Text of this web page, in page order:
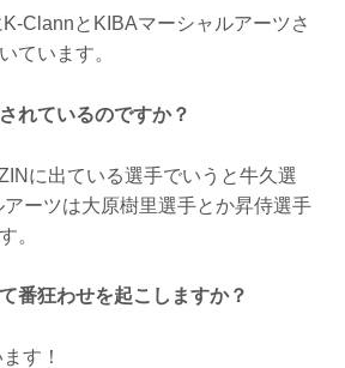
ClannとKIBAマーシャルアーツさ
ています。
れているのですか？
に出ている選手でいうと牛久選
ーツは大原樹里選手とか昇侍選手
。
番狂わせを起こしますか？
す！